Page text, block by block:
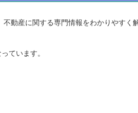
不動産に関する専門情報をわかりやすく
ています。